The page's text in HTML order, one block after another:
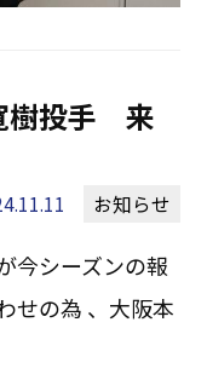
樹投手 来
お知らせ
今シーズンの報
せの為 、大阪本